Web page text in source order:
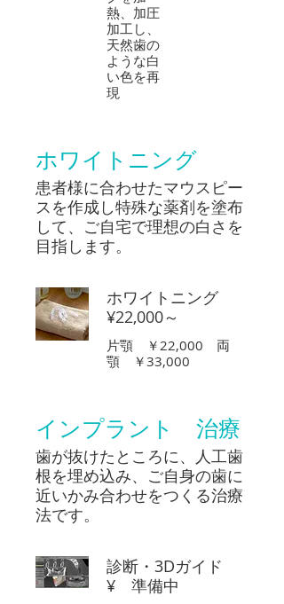
熱、加圧
加工し、
天然歯の
ような白
い色を再
現
ホワイトニング
患者様に合わせたマウスピー
スを作成し特殊な薬剤を塗布
して、ご自宅で理想の白さを
目指します。
ホワイトニング
¥22,000～
片顎 ￥22,000 両
顎 ￥33,000
インプラント 治療
歯が抜けたところに、人工歯
根を埋め込み、ご自身の歯に
近いかみ合わせをつくる治療
法です。
診断・3Dガイド
¥ 準備中